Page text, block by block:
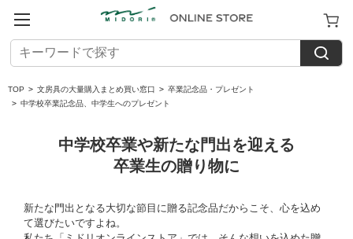
TOP > 文房具の大量購入まとめ買い窓口 > 卒業記念品・プレゼント
> 中学校卒業記念品、中学生へのプレゼント
中学校卒業や新たな門出を迎える
卒業生の贈り物に
新たな門出となる大切な節目に贈る記念品だからこそ、心を込め
て選びたいですよね。